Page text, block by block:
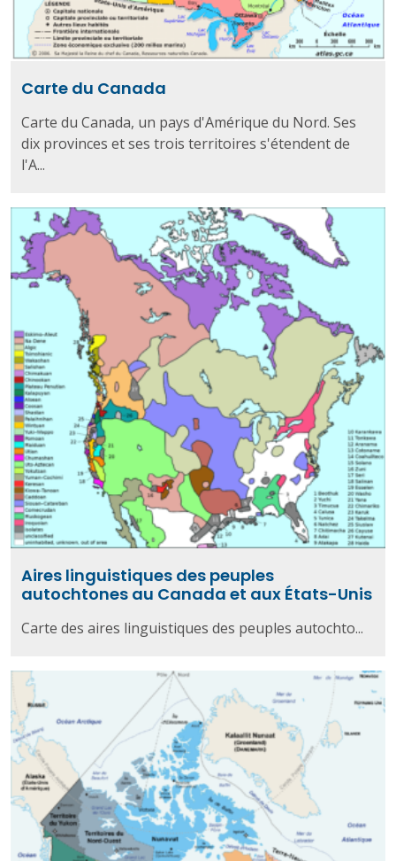
Carte du Canada
Carte du Canada, un pays d'Amérique du Nord. Ses
dix provinces et ses trois territoires s'étendent de
l'A...
Aires linguistiques des peuples
autochtones au Canada et aux États-Unis
Carte des aires linguistiques des peuples autochto...